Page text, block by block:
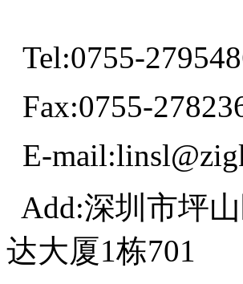
Tel:0755-
Fax:0755-
E-
Add:深圳市坪
达大厦1栋701